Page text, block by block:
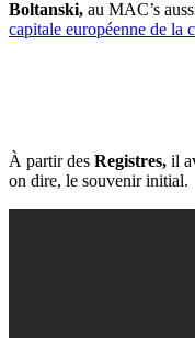
Boltanski, au MAC’s
capitale européenne de la
À partir des Registres, il
on dire, le souvenir initial.